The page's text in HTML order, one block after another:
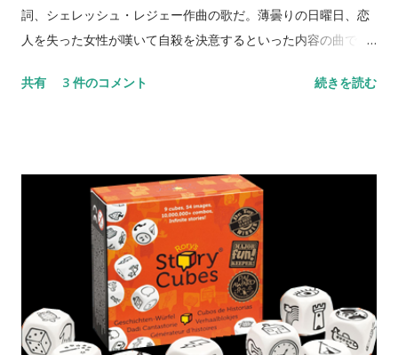
詞、シェレッシュ・レジェー作曲の歌だ。薄曇りの日曜日、恋
人を失った女性が嘆いて自殺を決意するといった内容の曲で、
しまった。この曲のレコードを抱いてドナウ川に飛び込んだ人
したとも考えられるが、ハンガリー政府によって放送禁止にな
ったそうなので、やはりこの曲が人の感情に与える影響が大き
かったのだろう。 国の自殺率順リスト を見ると、人口10万人
あたりの自殺者数でハンガリーは11位となかなか高い（ちなみ
に日本も13位）。 音楽と古典的条件付け 先日、古典的 （レス
ポンデント） 条件付けについて話をする機会があった。メトロ
ノームの音を聞いただけで涎を出すようになった例のパブロフ
共有 3 件のコメント 続きを読む